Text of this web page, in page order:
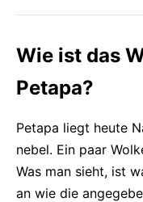
Wie ist das
Petapa?
Petapa liegt heute
nebel. Ein paar
Was man sieht, ist
an wie die